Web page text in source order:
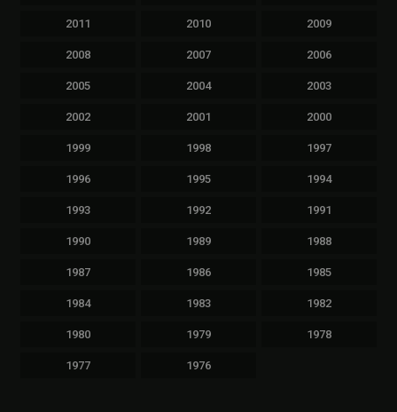
2011 2010 2009
2008 2007 2006
2005 2004 2003
2002 2001 2000
1999 1998 1997
1996 1995 1994
1993 1992 1991
1990 1989 1988
1987 1986 1985
1984 1983 1982
1980 1979 1978
1977 1976